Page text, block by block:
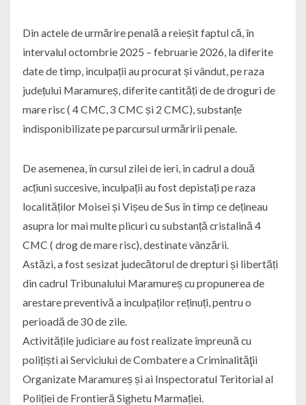
Din actele de urmărire penală a reieșit faptul că, în
intervalul octombrie 2025 – februarie 2026, la diferite
date de timp, inculpații au procurat și vândut, pe raza
județului Maramureș, diferite cantități de de droguri de
mare risc ( 4 CMC, 3 CMC și 2 CMC), substanțe
indisponibilizate pe parcursul urmăririi penale.
De asemenea, în cursul zilei de ieri, in cadrul a două
acțiuni succesive, inculpații au fost depistați pe raza
localităților Moisei și Vișeu de Sus în timp ce dețineau
asupra lor mai multe plicuri cu substanță cristalină 4
CMC ( drog de mare risc), destinate vânzării.
Astăzi, a fost sesizat judecătorul de drepturi și libertăți
din cadrul Tribunalului Maramureș cu propunerea de
arestare preventivă a inculpaților reținuți, pentru o
perioadă de 30 de zile.
Activitățile judiciare au fost realizate împreună cu
polițiști ai Serviciului de Combatere a Criminalităţii
Organizate Maramureș și ai Inspectoratul Teritorial al
Poliției de Frontieră Sighetu Marmației.